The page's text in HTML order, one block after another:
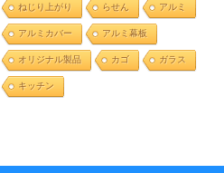
ねじり上がり らせん アルミ
アルミカバー アルミ幕板
オリジナル製品 カゴ ガラス
キッチン